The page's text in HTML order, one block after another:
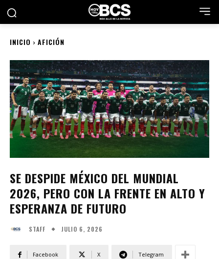
INICIO AFICIÓN
SE DESPIDE MÉXICO DEL MUNDIAL
2026, PERO CON LA FRENTE EN ALTO Y
ESPERANZA DE FUTURO
STAFF JULIO 6, 2026
Facebook X Telegram